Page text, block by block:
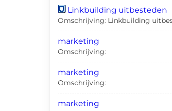
Linkbuilding uitbesteden
Omschrijving: Linkbuilding
marketing
Omschrijving:
marketing
Omschrijving:
marketing